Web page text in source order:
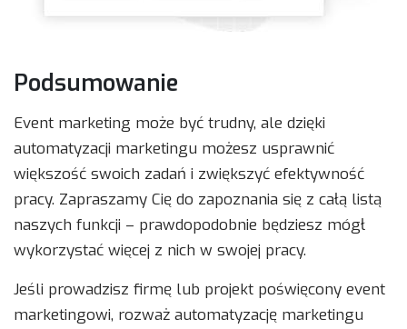
Podsumowanie
Event marketing może być trudny, ale dzięki
automatyzacji marketingu możesz usprawnić
większość swoich zadań i zwiększyć efektywność
pracy. Zapraszamy Cię do zapoznania się z całą listą
naszych funkcji – prawdopodobnie będziesz mógł
wykorzystać więcej z nich w swojej pracy.
Jeśli prowadzisz firmę lub projekt poświęcony event
marketingowi, rozważ automatyzację marketingu